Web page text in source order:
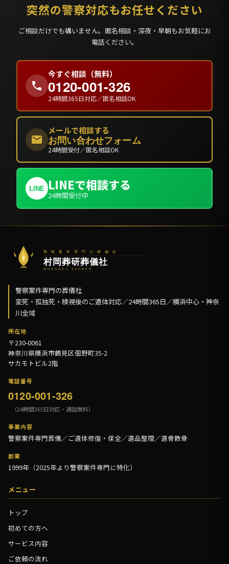
突然の警察対応もお任せください
ご相談だけでも構いません。匿名相談・深夜・早朝もお気軽にお
電話ください。
今すぐ相談（無料）
0120-001-326
24時間365日対応／匿名相談OK
メールで相談する
お問い合わせフォーム
24時間受付／匿名相談OK
LINE LINEで相談する
24時間受付中
警察案件専門の葬儀社
変死・孤独死・検視後のご遺体対応／24時間365日／横浜中心・神奈
川全域
所在地
〒230-0061
神奈川県横浜市鶴見区佃野町35-2
サカモトビル2階
電話番号
0120-001-326
（24時間365日対応・通話無料）
事業内容
警察案件専門葬儀／ご遺体修復・保全／遺品整理／遺骨散骨
創業
1999年（2025年より警察案件専門に特化）
メニュー
トップ
初めての方へ
サービス内容
ご依頼の流れ